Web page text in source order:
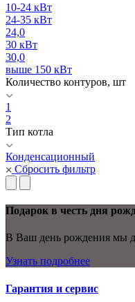
10-24 кВт
24-35 кВт
24,0
30 кВт
30,0
выше 150 кВт
Количество контуров, шт
1
2
Тип котла
Конденсационный
Сбросить фильтр
Подарок в честь дня
В Ваш день рождения мы
Узнать подробнее
Гарантия и сервис